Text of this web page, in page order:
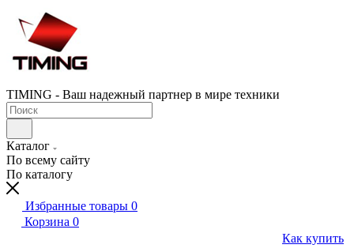
TIMING - Ваш надежный партнер в мире техники
Каталог
По всему сайту
По каталогу
Избранные товары 0
Корзина 0
Как купить